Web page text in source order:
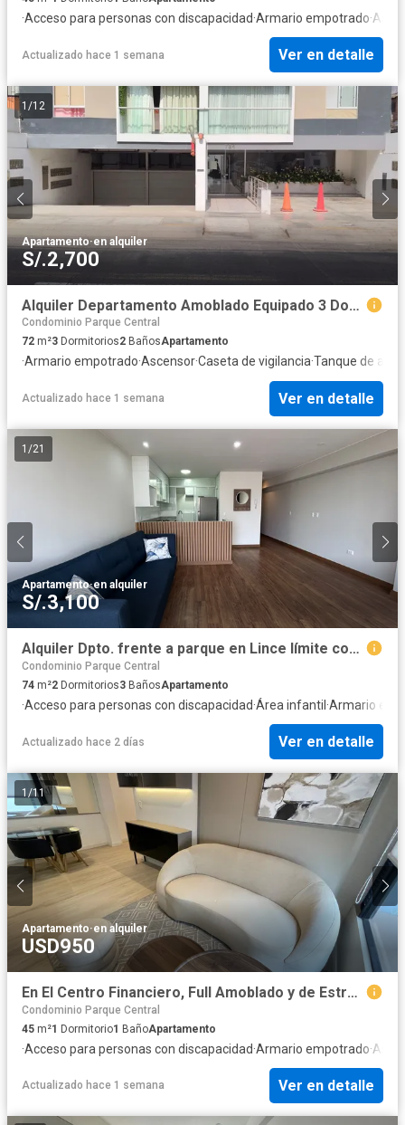
·Acceso para personas con discapacidad·Armario empotrado·
Actualizado hace 1 semana Ver en detalle
1 /12
Apartamento·en alquiler
S/.2,700
Alquiler Departamento Amoblado Equipado 3 Dormitorios San Miguel
Condominio Parque Central
72 m²3 Dormitorios2 BañosApartamento
·Armario empotrado·Ascensor·Caseta de vigilancia·Tanque de agua
Actualizado hace 1 semana Ver en detalle
1 /21
Apartamento·en alquiler
S/.3,100
Alquiler Dpto. frente a parque en Lince límite con San Isidro!!
Condominio Parque Central
74 m²2 Dormitorios3 BañosApartamento
·Acceso para personas con discapacidad·Área infantil ·Armario
Actualizado hace 2 días Ver en detalle
1 /11
Apartamento·en alquiler
USD950
En El Centro Financiero, Full Amoblado y de Estreno!
Condominio Parque Central
45 m²1 Dormitorio1 BañoApartamento
·Acceso para personas con discapacidad·Armario empotrado·
Actualizado hace 1 semana Ver en detalle